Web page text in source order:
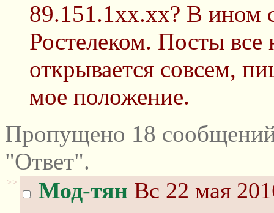
89.151.1xx.xx? В ином
Ростелеком. Посты
открывается совсем,
мое положение.
Пропущено 18
"Ответ".
>> Мод-тян Вс 22 мая